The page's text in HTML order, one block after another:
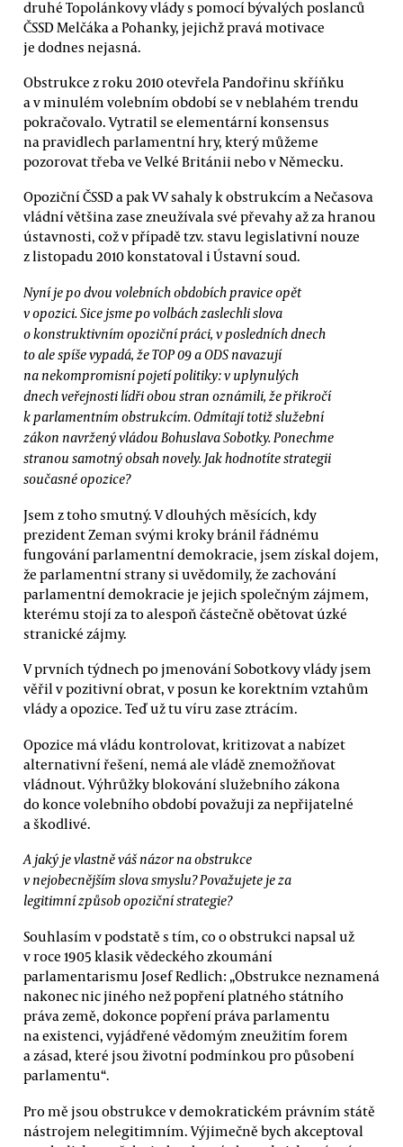
druhé Topolánkovy vlády s pomocí bývalých poslanců
ČSSD Melčáka a Pohanky, jejichž pravá motivace
je dodnes nejasná.
Obstrukce z roku 2010 otevřela Pandořinu skříňku
a v minulém volebním období se v neblahém trendu
pokračovalo. Vytratil se elementární konsensus
na pravidlech parlamentní hry, který můžeme
pozorovat třeba ve Velké Británii nebo v Německu.
Opoziční ČSSD a pak VV sahaly k obstrukcím a Nečasova
vládní většina zase zneužívala své převahy až za hranou
ústavnosti, což v případě tzv. stavu legislativní nouze
z listopadu 2010 konstatoval i Ústavní soud.
Nyní je po dvou volebních obdobích pravice opět
v opozici. Sice jsme po volbách zaslechli slova
o konstruktivním opoziční práci, v posledních dnech
to ale spíše vypadá, že TOP 09 a ODS navazují
na nekompromisní pojetí politiky: v uplynulých
dnech veřejnosti lídři obou stran oznámili, že přikročí
k parlamentním obstrukcím. Odmítají totiž služební
zákon navržený vládou Bohuslava Sobotky. Ponechme
stranou samotný obsah novely. Jak hodnotíte strategii
současné opozice?
Jsem z toho smutný. V dlouhých měsících, kdy
prezident Zeman svými kroky bránil řádnému
fungování parlamentní demokracie, jsem získal dojem,
že parlamentní strany si uvědomily, že zachování
parlamentní demokracie je jejich společným zájmem,
kterému stojí za to alespoň částečně obětovat úzké
stranické zájmy.
V prvních týdnech po jmenování Sobotkovy vlády jsem
věřil v pozitivní obrat, v posun ke korektním vztahům
vlády a opozice. Teď už tu víru zase ztrácím.
Opozice má vládu kontrolovat, kritizovat a nabízet
alternativní řešení, nemá ale vládě znemožňovat
vládnout. Výhrůžky blokování služebního zákona
do konce volebního období považuji za nepřijatelné
a škodlivé.
A jaký je vlastně váš názor na obstrukce
v nejobecnějším slova smyslu? Považujete je za
legitimní způsob opoziční strategie?
Souhlasím v podstatě s tím, co o obstrukci napsal už
v roce 1905 klasik vědeckého zkoumání
parlamentarismu Josef Redlich: „Obstrukce neznamená
nakonec nic jiného než popření platného státního
práva země, dokonce popření práva parlamentu
na existenci, vyjádřené vědomým zneužitím forem
a zásad, které jsou životní podmínkou pro působení
parlamentu“.
Pro mě jsou obstrukce v demokratickém právním státě
nástrojem nelegitimním. Výjimečně bych akceptoval